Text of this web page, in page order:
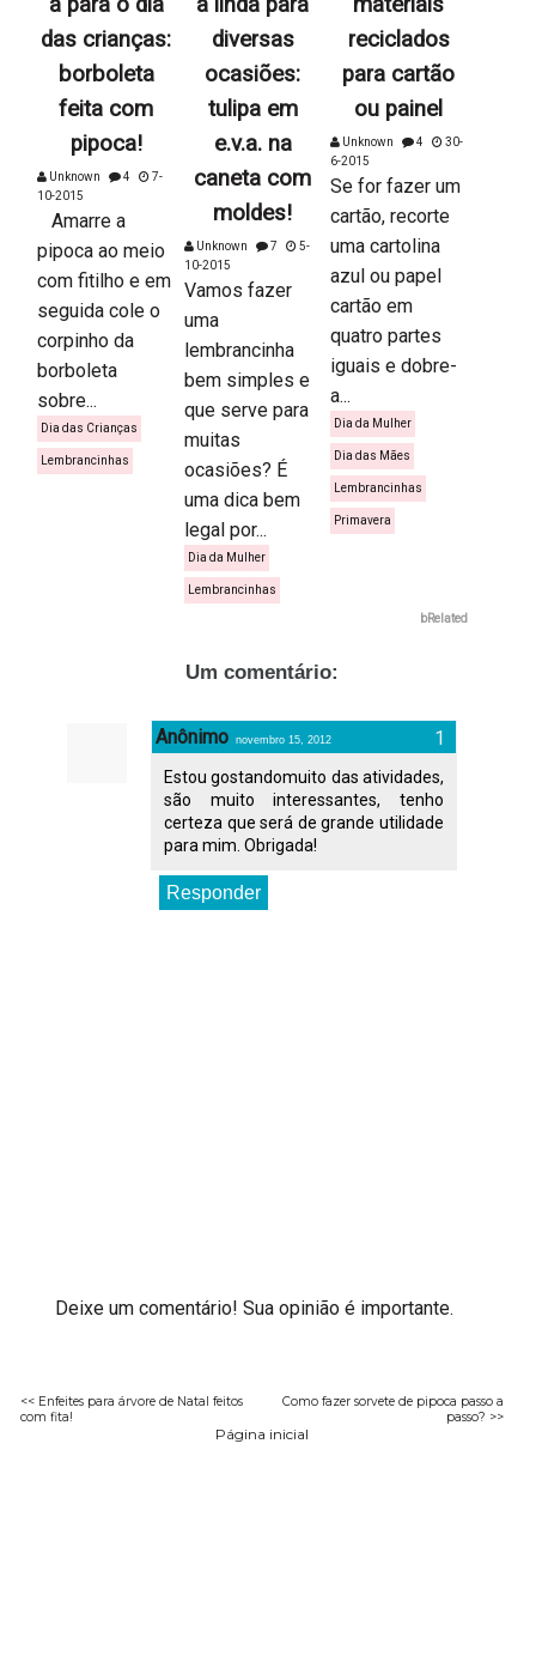
das crianças:
borboleta
feita com
pipoca!
Unknown 4
7-
10-2015
Amarre a
pipoca ao meio
com fitilho e em
seguida cole o
corpinho da
borboleta
sobre...
Dia das Crianças
Lembrancinhas
diversas
ocasiões:
tulipa em
e.v.a. na
caneta com
moldes!
Unknown 7
5-
10-2015
Vamos fazer
uma
lembrancinha
bem simples e
que serve para
muitas
ocasiões? É
uma dica bem
legal por...
Dia da Mulher
Lembrancinhas
reciclados
para cartão
ou painel
Unknown 4
30-
6-2015
Se for fazer um
cartão, recorte
uma cartolina
azul ou papel
cartão em
quatro partes
iguais e dobre-
a...
Dia da Mulher
Dia das Mães
Lembrancinhas
Primavera
bRelated
Um comentário:
Anônimo novembro 15, 2012
Estou gostandomuito das atividades,
são muito interessantes, tenho
certeza que será de grande utilidade
para mim. Obrigada!
Responder
Deixe um comentário! Sua opinião é importante.
<< Enfeites para árvore de Natal feitos
com fita!
Como fazer sorvete de pipoca passo a
passo? >>
Página inicial